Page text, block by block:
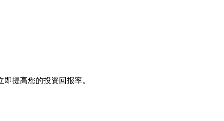
提高您的投资回报率。